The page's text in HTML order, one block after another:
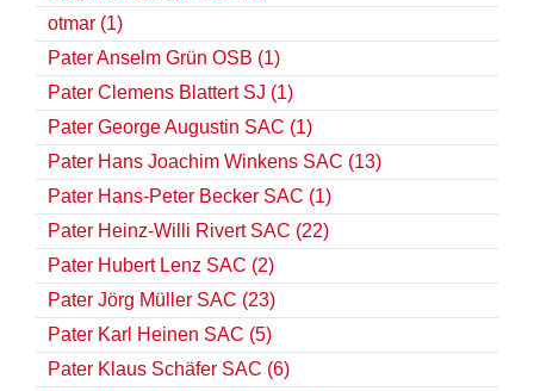
otmar (1)
Pater Anselm Grün OSB (1)
Pater Clemens Blattert SJ (1)
Pater George Augustin SAC (1)
Pater Hans Joachim Winkens SAC (13)
Pater Hans-Peter Becker SAC (1)
Pater Heinz-Willi Rivert SAC (22)
Pater Hubert Lenz SAC (2)
Pater Jörg Müller SAC (23)
Pater Karl Heinen SAC (5)
Pater Klaus Schäfer SAC (6)